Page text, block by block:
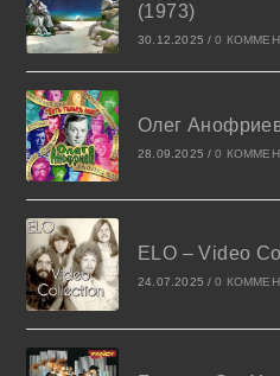
(1973)
30.12.2025 / 0
Олег
28.09.2025 / 0
ELO – Video
24.07.2025 / 0